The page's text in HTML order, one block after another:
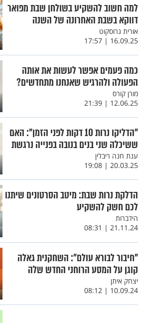
למה חשוב להשקיע בשולחן שבת מפואר
דווקא בשבת האחרונה של השנה
אורית גרוסקוט
16.09.25 | 17:57
כמה פעמים אפשר לעשות את אותה
הפעולה ולהרגיש שאנחנו מתחדשים?
מורן קורס
12.06.25 | 21:39
"הדליקו נרות 10 דקות לפני הזמן": האם
ששיכלה שני בנים בנובה בפנייה נרגשת
ענת חנה ריבלין
20.03.25 | 19:08
הדלקת נרות שבת: מיטב הסרטונים שיתנו
לכם חשק להשקיע
הידברות
21.11.24 | 08:31
"חיבור לבורא עולם": השחקנית גאלה
קוגן על המסע הרוחני החדש שלה
יצחק איתן
10.09.24 | 08:12